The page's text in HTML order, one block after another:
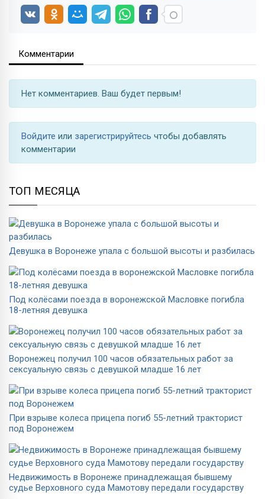
Комментарии
Нет комментариев. Ваш будет первым!
Войдите или зарегистрируйтесь чтобы добавлять
комментарии
ТОП МЕСЯЦА
Девушка в Воронеже упала с большой высоты и разбилась
Под колёсами поезда в воронежской Масловке погибла
18-летняя девушка
Воронежец получил 100 часов обязательных работ за
сексуальную связь с девушкой младше 16 лет
При взрыве колеса прицепа погиб 55-летний тракторист
под Воронежем
Недвижимость в Воронеже принадлежащая бывшему
судье Верховного суда Мамотову передали государству